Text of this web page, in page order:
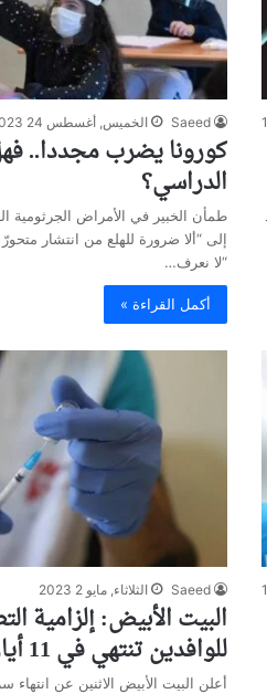
Saeed الخميس, أغسطس 24 2023
كورونا يضرب مجددا..
الدراسي؟
طمأن الخبير في الأمراض الجرثومية
إلى “ألا ضرورة للهلع من انتشار
“لا نعرف…
أكمل القراءة »
Saeed الثلاثاء, مايو 2 2023
البيت الأبيض: إلزامية
للوافدين تنتهي في 11 أيار
أعلن البيت الأبيض الاثنين عن انتهاء